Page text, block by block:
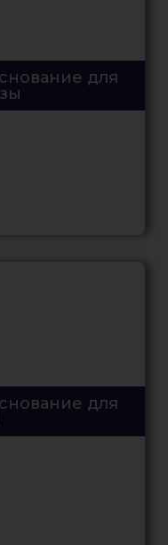
для
для